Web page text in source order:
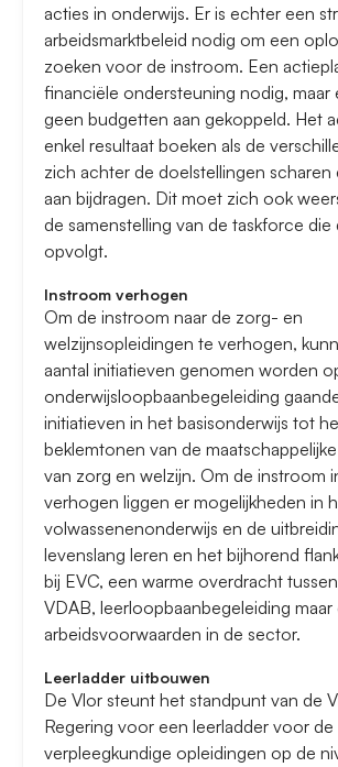
acties in onderwijs. Er is echter een
arbeidsmarktbeleid nodig om een
zoeken voor de instroom. Een
financiële ondersteuning nodig, maar
geen budgetten aan gekoppeld. Het
enkel resultaat boeken als de
zich achter de doelstellingen scharen
aan bijdragen. Dit moet zich ook
de samenstelling van de taskforce
opvolgt.
Instroom verhogen
Om de instroom naar de zorg- en
welzijnsopleidingen te verhogen,
aantal initiatieven genomen worden
onderwijsloopbaanbegeleiding
initiatieven in het basisonderwijs tot
beklemtonen van de
van zorg en welzijn. Om de instroom
verhogen liggen er mogelijkheden in
volwassenenonderwijs en de
levenslang leren en het bijhorend
bij EVC, een warme overdracht
VDAB, leerloopbaanbegeleiding
arbeidsvoorwaarden in de sector.
Leerladder uitbouwen
De Vlor steunt het standpunt van de
Regering voor een leerladder voor
verpleegkundige opleidingen op de